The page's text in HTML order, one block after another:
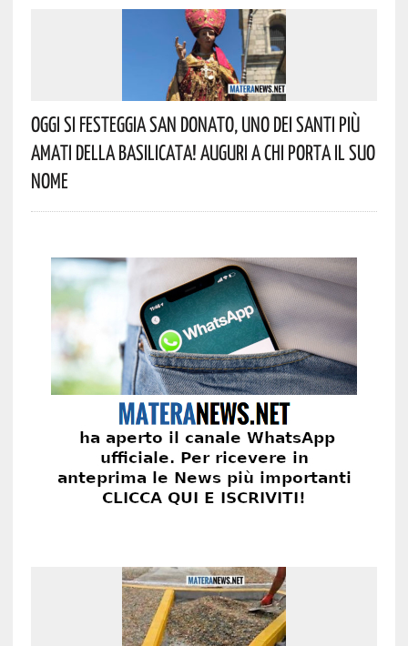
Oggi Si Festeggia San Donato, Uno Dei Santi Più
Amati Della Basilicata! Auguri A Chi Porta Il Suo
Nome